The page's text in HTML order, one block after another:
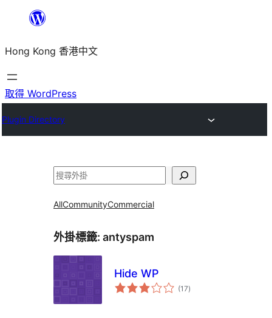
主
要
內
Hong Kong 香港中文
取得 WordPress
Plugin Directory
搜
AllCommunityCommercial
外掛標籤: antyspam
Hide WP
(17總
評)